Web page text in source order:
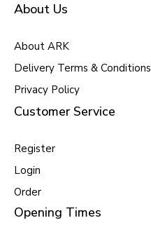
About Us
About ARK
Delivery Terms & Conditions
Privacy Policy
Customer Service
Register
Login
Order
Opening Times